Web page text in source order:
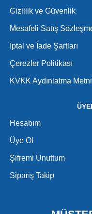
Gizlilik ve Güvenlik
Mesafeli Satış
İptal ve İade Şartları
Çerezler Politikası
KVKK Aydınlatma Metni
Hesabım
Üye Ol
Şifremi Unuttum
Sipariş Takip